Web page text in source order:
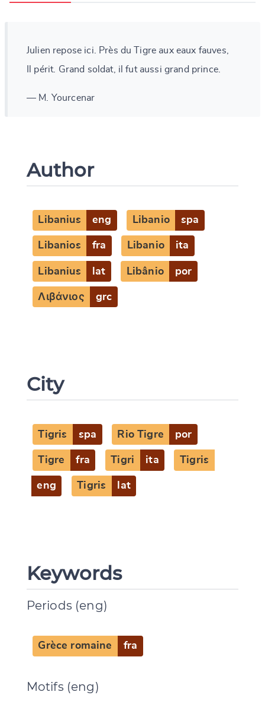
Julien repose ici. Près du Tigre aux eaux fauves,
Il périt. Grand soldat, il fut aussi grand prince.
— M. Yourcenar
Author
Libanius eng Libanio spa
Libanios fra Libanio ita
Libanius lat Libânio por
Λιβάνιος grc
City
Tigris spa Rio Tigre por
Tigre fra Tigri ita Tigris
eng Tigris lat
Keywords
Periods (eng)
Grèce romaine fra
Motifs (eng)